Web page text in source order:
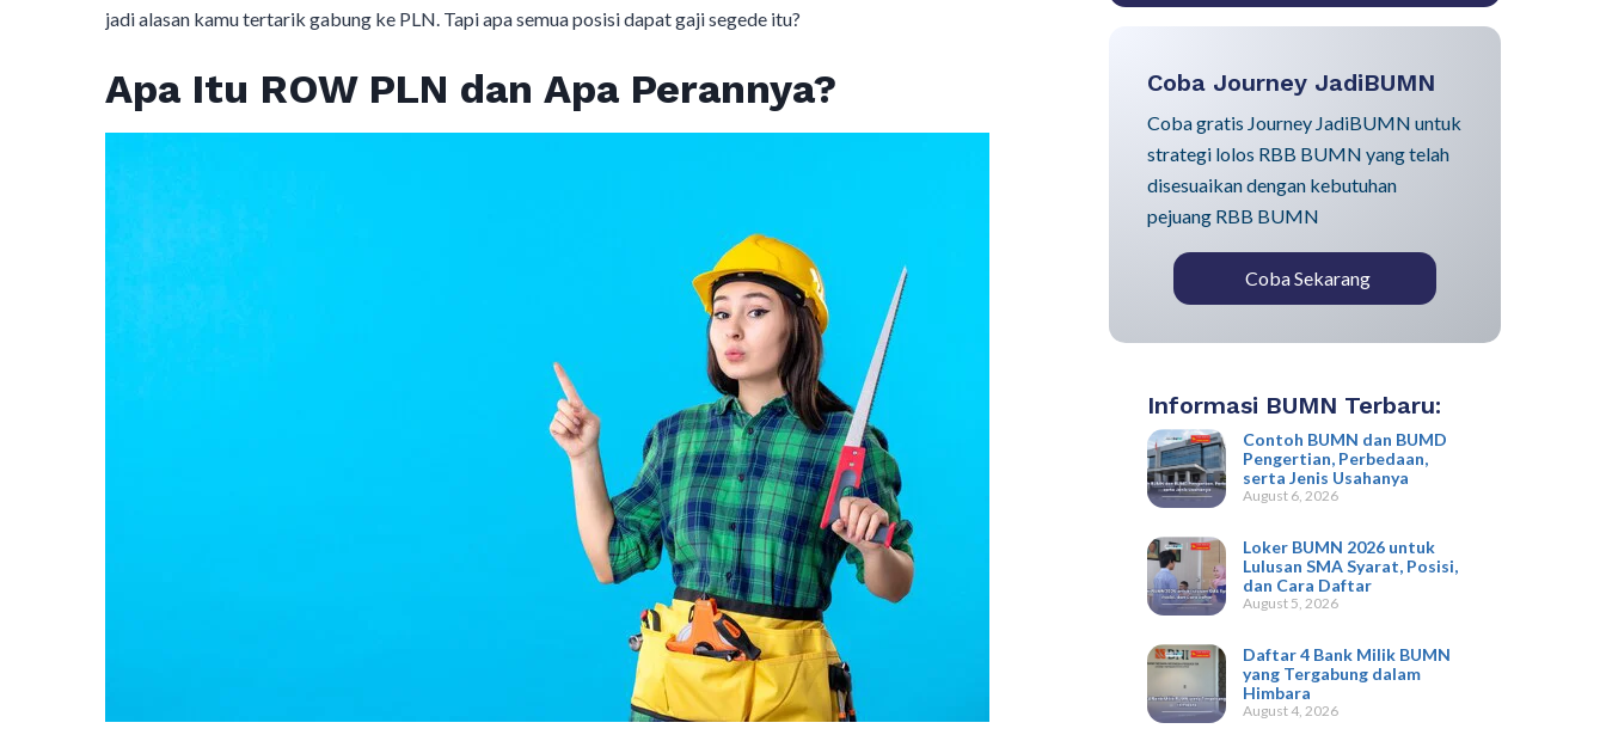
jadi alasan kamu tertarik gabung ke PLN. Tapi apa semua posisi dapat gaji segede itu?
Apa Itu ROW PLN dan Apa Perannya? Coba Journey JadiBUMN
Coba gratis Journey JadiBUMN untuk
strategi lolos RBB BUMN yang telah
disesuaikan dengan kebutuhan
pejuang RBB BUMN
Coba Sekarang
Informasi BUMN Terbaru:
Contoh BUMN dan BUMD
Pengertian, Perbedaan,
serta Jenis Usahanya
August 6, 2026
Loker BUMN 2026 untuk
Lulusan SMA Syarat, Posisi,
dan Cara Daftar
August 5, 2026
Daftar 4 Bank Milik BUMN
yang Tergabung dalam
Himbara
August 4, 2026